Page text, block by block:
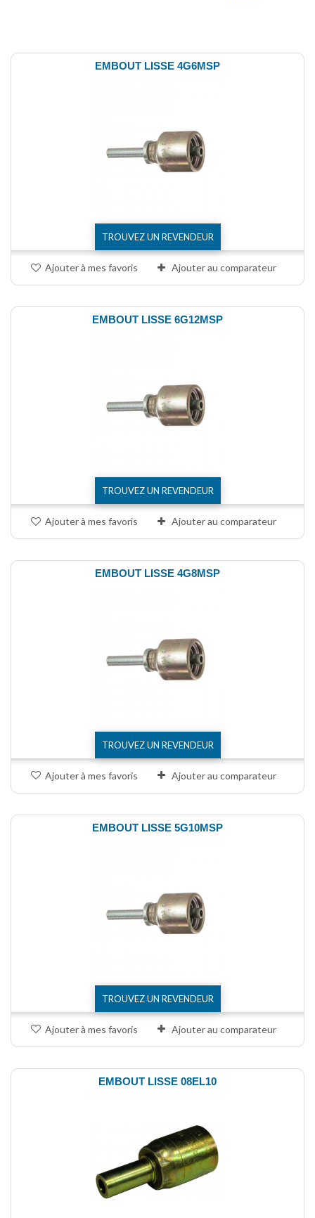
EMBOUT LISSE 4G6MSP
TROUVEZ UN REVENDEUR
Ajouter à mes favoris Ajouter au comparateur
EMBOUT LISSE 6G12MSP
TROUVEZ UN REVENDEUR
Ajouter à mes favoris Ajouter au comparateur
EMBOUT LISSE 4G8MSP
TROUVEZ UN REVENDEUR
Ajouter à mes favoris Ajouter au comparateur
EMBOUT LISSE 5G10MSP
TROUVEZ UN REVENDEUR
Ajouter à mes favoris Ajouter au comparateur
EMBOUT LISSE 08EL10